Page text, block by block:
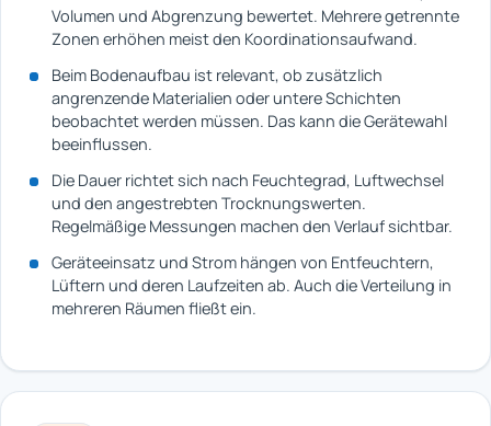
Volumen und Abgrenzung bewertet. Mehrere getrennte
Zonen erhöhen meist den Koordinationsaufwand.
Beim Bodenaufbau ist relevant, ob zusätzlich
angrenzende Materialien oder untere Schichten
beobachtet werden müssen. Das kann die Gerätewahl
beeinflussen.
Die Dauer richtet sich nach Feuchtegrad, Luftwechsel
und den angestrebten Trocknungswerten.
Regelmäßige Messungen machen den Verlauf sichtbar.
Geräteeinsatz und Strom hängen von Entfeuchtern,
Lüftern und deren Laufzeiten ab. Auch die Verteilung in
mehreren Räumen fließt ein.